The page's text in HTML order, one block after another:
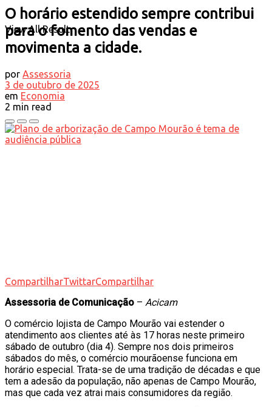
View All Result
O horário estendido sempre contribui
para o fomento das vendas e
movimenta a cidade.
por Assessoria
3 de outubro de 2025
em Economia
2 min read
CompartilharTwittarCompartilhar
Assessoria de Comunicação – Acicam
O comércio lojista de Campo Mourão vai estender o
atendimento aos clientes até às 17 horas neste primeiro
sábado de outubro (dia 4). Sempre nos dois primeiros
sábados do mês, o comércio mourãoense funciona em
horário especial. Trata-se de uma tradição de décadas e que
tem a adesão da população, não apenas de Campo Mourão,
mas que cada vez atrai mais consumidores da região.